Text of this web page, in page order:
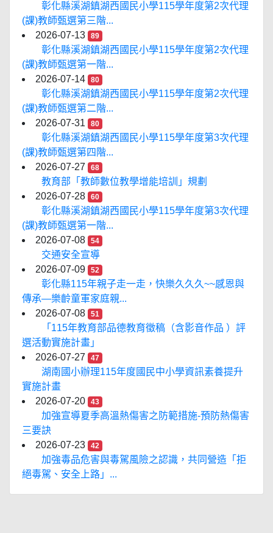
彰化縣溪湖鎮湖西國民小學115學年度第2次代理
(課)教師甄選第三階...
2026-07-13
89
彰化縣溪湖鎮湖西國民小學115學年度第2次代理
(課)教師甄選第一階...
2026-07-14
80
彰化縣溪湖鎮湖西國民小學115學年度第2次代理
(課)教師甄選第二階...
2026-07-31
80
彰化縣溪湖鎮湖西國民小學115學年度第3次代理
(課)教師甄選第四階...
2026-07-27
68
教育部「教師數位教學增能培訓」規劃
2026-07-28
60
彰化縣溪湖鎮湖西國民小學115學年度第3次代理
(課)教師甄選第一階...
2026-07-08
54
交通安全宣導
2026-07-09
52
彰化縣115年親子走一走，快樂久久久~~感恩與
傳承—樂齡童軍家庭親...
2026-07-08
51
「115年教育部品德教育徵稿（含影音作品 ）評
選活動實施計畫」
2026-07-27
47
湖南國小辦理115年度國民中小學資訊素養提升
實施計畫
2026-07-20
43
加強宣導夏季高溫熱傷害之防範措施-預防熱傷害
三要訣
2026-07-23
42
加強毒品危害與毒駕風險之認識，共同營造「拒
絕毒駕、安全上路」...